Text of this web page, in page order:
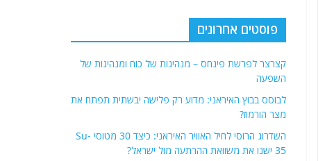
פוסטים אחרונים
קצרצר לפרשת פינחס – מנהיגות של כוח ומנהיגות של
השפעה
לבוסס בבוץ האיראני: מדוע רק פלישה יבשתית תפתח את
מצר הורמוז?
השדרוג הרוסי לחיל האוויר האיראני: כיצד 30 מטוסי Su-
35 ישנו את משוואת ההרתעה מול ישראל?